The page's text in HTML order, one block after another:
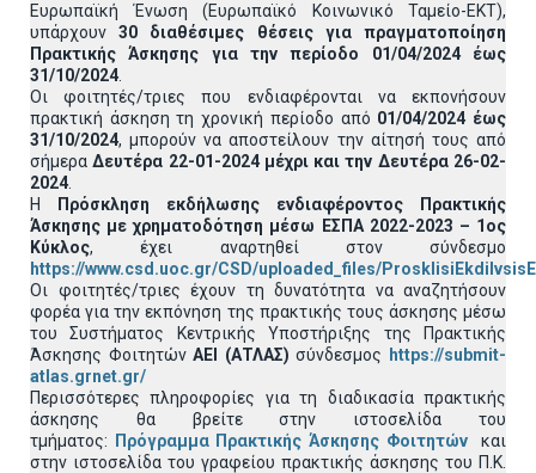
Ευρωπαϊκή Ένωση (Ευρωπαϊκό Κοινωνικό Ταμείο-ΕΚΤ),
υπάρχουν30 διαθέσιμες θέσεις για πραγματοποίηση
Πρακτικής Άσκησης για την περίοδο 01/04/2024 έως
31/10/2024
Οι φοιτητές/τριες που ενδιαφέρονται να εκπονήσουν
πρακτική άσκηση τη χρονική περίοδο από 01/04/2024 έως
31/10/2024, μπορούν να αποστείλουν την αίτησή τους από
σήμερα Δευτέρα 22-01-2024 μέχρι και την Δευτέρα 26-02-
2024
Η
Πρόσκληση εκδήλωσης ενδιαφέροντος Πρακτικής
Άσκησης με χρηματοδότηση μέσω ΕΣΠΑ 2022-2023 – 1ος
Κύκλος, έχει αναρτηθεί στον σύνδεσμο
https://www.csd.uoc.gr/CSD/uploaded_files/
Οι φοιτητές/τριες έχουν τη δυνατότητα να αναζητήσουν
φορέα για την εκπόνηση της πρακτικής τους άσκησης μέσω
του Συστήματος Κεντρικής Υποστήριξης της Πρακτικής
Άσκησης ΦοιτητώνΑΕΙ (ΑΤΛΑΣ)σύνδεσμος
https://submit-
atlas.grnet.gr/
Περισσότερες πληροφορίες για τη διαδικασία πρακτικής
άσκησης θα βρείτε στην ιστοσελίδα του
τμήματος:
Πρόγραμμα Πρακτικής Άσκησης Φοιτητώνκαι
στην ιστοσελίδα του γραφείου πρακτικής άσκησης του Π.Κ.